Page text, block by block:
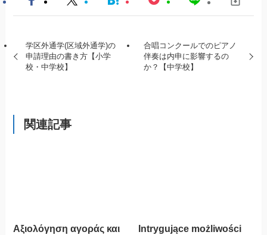
学区外通学(区域外通学)の
申請理由の書き方【小学
校・中学校】
合唱コンクールでのピアノ
伴奏は内申に影響するの
か？【中学校】
関連記事
Αξιολόγηση αγοράς και
Intrygujące możliwości